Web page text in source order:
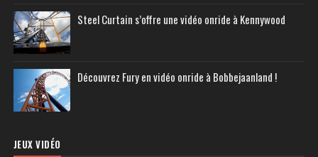
Steel Curtain s’offre une vidéo onride à Kennywood
Découvrez Fury en vidéo onride à Bobbejaanland !
JEUX VIDÉO